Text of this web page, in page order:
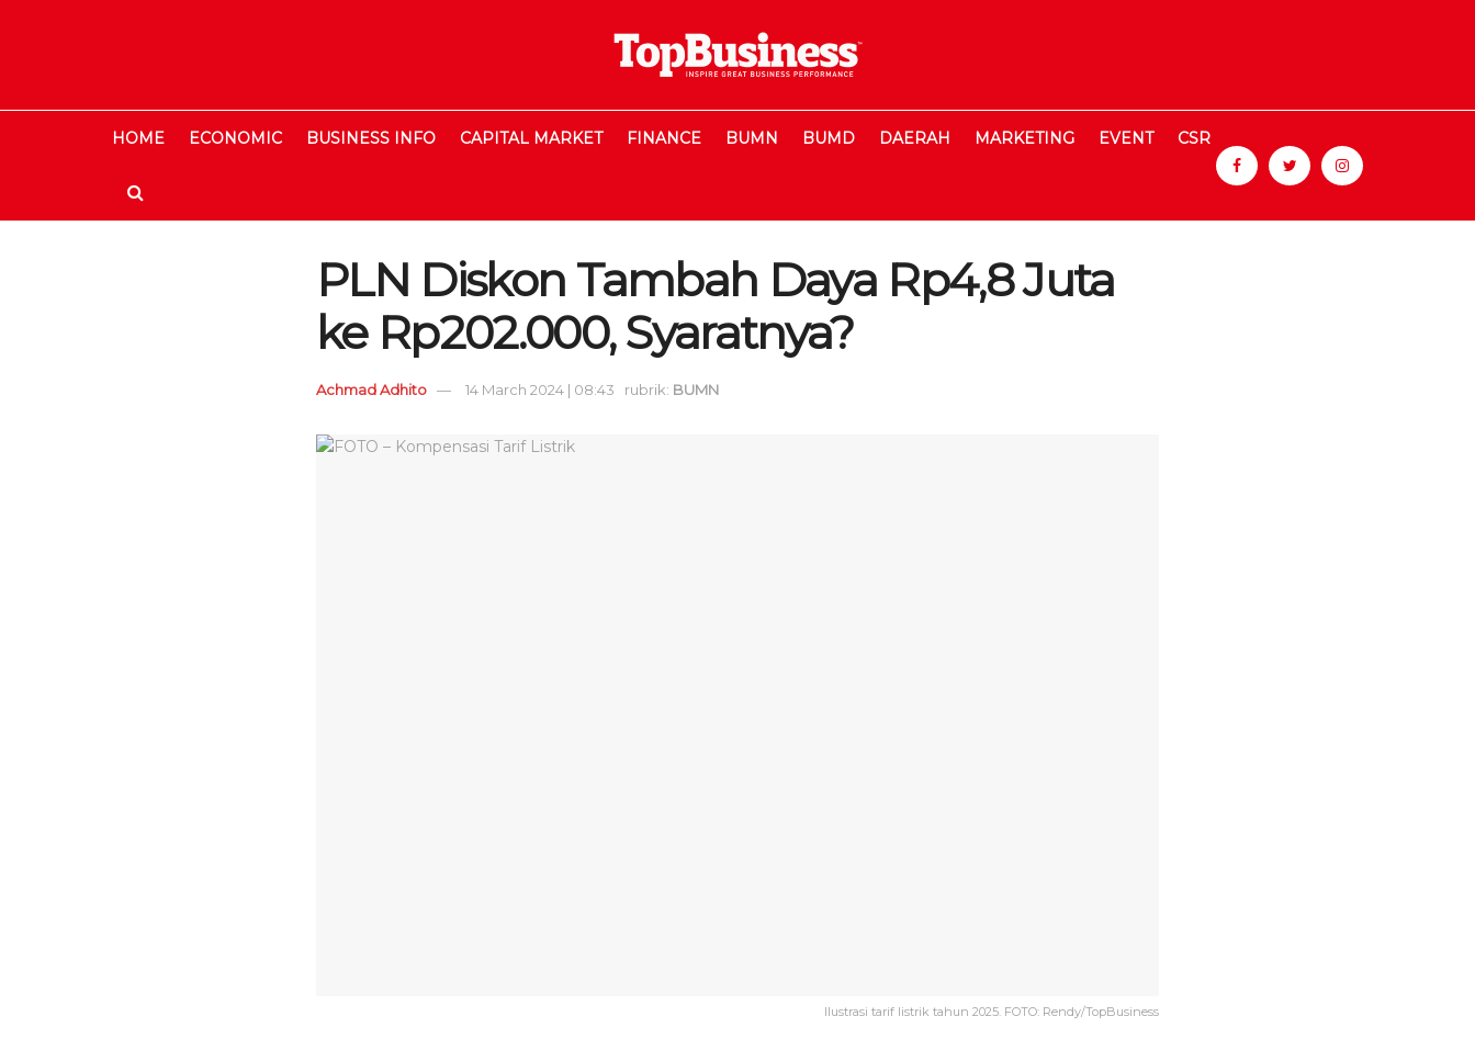
HOME ECONOMIC BUSINESS INFO CAPITAL MARKET FINANCE BUMN BUMD DAERAH MARKETING EVENT CSR
PLN Diskon Tambah Daya Rp4,8 Juta
ke Rp202.000, Syaratnya?
Achmad Adhito 14 March 2024 | 08:43 rubrik: BUMN
Ilustrasi tarif listrik tahun 2025. FOTO: Rendy/TopBusiness